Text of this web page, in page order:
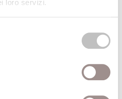
loro servizi.
Visioni di carceri e